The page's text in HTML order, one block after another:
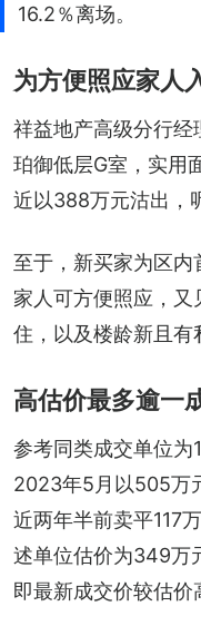
16.2％离场。
为方便照应家人
祥益地产高级分行经
珀御低层G室，实用
近以388万元沽出，
至于，新买家为区内
家人可方便照应，又
住，以及楼龄新且有
高估价最多逾一
参考同类成交单位为
2023年5月以505万
近两年半前卖平117
述单位估价为349万
即最新成交价较估价